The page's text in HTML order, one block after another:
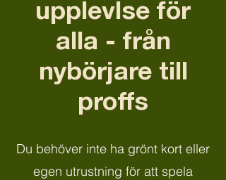
upplevlse för
alla - från
nybörjare till
proffs
Du behöver inte ha grönt kort eller
egen utrustning för att spela